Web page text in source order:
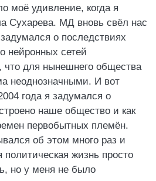
моё удивление, когда я
Сухарева. МД вновь свёл нас
о последствиях
нейронных сетей
что для нынешнего общества
неоднозначными. И вот
года я задумался о
наше общество и как
первобытных племён.
об этом много раз и
жизнь просто
но у меня не было